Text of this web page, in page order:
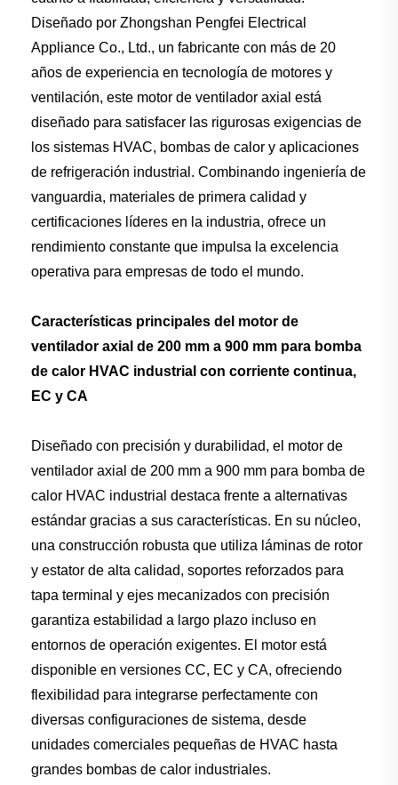
Diseñado por Zhongshan Pengfei Electrical
Appliance Co., Ltd., un fabricante con más de 20
años de experiencia en tecnología de motores y
ventilación, este motor de ventilador axial está
diseñado para satisfacer las rigurosas exigencias de
los sistemas HVAC, bombas de calor y aplicaciones
de refrigeración industrial. Combinando ingeniería de
vanguardia, materiales de primera calidad y
certificaciones líderes en la industria, ofrece un
rendimiento constante que impulsa la excelencia
operativa para empresas de todo el mundo.
Características principales del motor de
ventilador axial de 200 mm a 900 mm para bomba
de calor HVAC industrial con corriente continua,
EC y CA
Diseñado con precisión y durabilidad, el motor de
ventilador axial de 200 mm a 900 mm para bomba de
calor HVAC industrial destaca frente a alternativas
estándar gracias a sus características. En su núcleo,
una construcción robusta que utiliza láminas de rotor
y estator de alta calidad, soportes reforzados para
tapa terminal y ejes mecanizados con precisión
garantiza estabilidad a largo plazo incluso en
entornos de operación exigentes. El motor está
disponible en versiones CC, EC y CA, ofreciendo
flexibilidad para integrarse perfectamente con
diversas configuraciones de sistema, desde
unidades comerciales pequeñas de HVAC hasta
grandes bombas de calor industriales.